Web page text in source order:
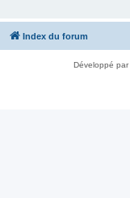
Index du forum
Développé par